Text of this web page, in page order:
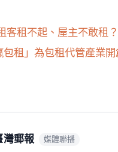
客租不起、屋主不敢租
包租」為包租代管產業開
灣郵報 媒體聯播